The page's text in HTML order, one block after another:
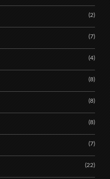
(2)
(7)
(4)
(8)
(8)
(8)
(7)
(22)